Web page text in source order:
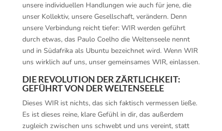
unsere individuellen Handlungen wie auch für jene, die
unser Kollektiv, unsere Gesellschaft, verändern. Denn
unsere Verbindung reicht tiefer: WIR werden geführt
durch etwas, das Paulo Coelho die Weltenseele nennt
und in Südafrika als Ubuntu bezeichnet wird. Wenn WIR
uns wirklich auf uns, unser gemeinsames WIR, einlassen.
DIE REVOLUTION DER ZÄRTLICHKEIT:
GEFÜHRT VON DER WELTENSEELE
Dieses WIR ist nichts, das sich faktisch vermessen ließe.
Es ist dieses reine, klare Gefühl in dir, das außerdem
zugleich zwischen uns schwebt und uns vereint, statt